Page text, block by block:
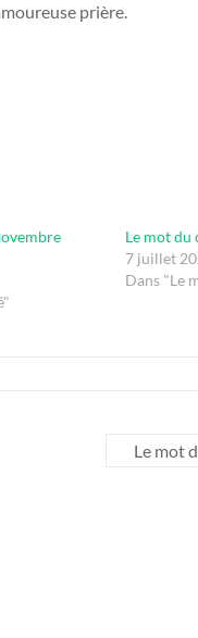
prière.
Le mot
7 juillet
Dans "Le
Le mot